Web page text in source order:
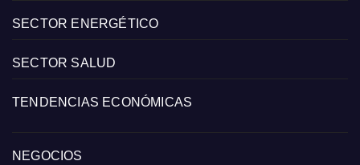
SECTOR ENERGÉTICO
SECTOR SALUD
TENDENCIAS ECONÓMICAS
NEGOCIOS